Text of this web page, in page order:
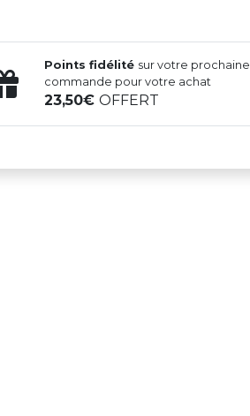
Points fidélité sur votre prochaine
commande pour votre achat
23,50OFFERT